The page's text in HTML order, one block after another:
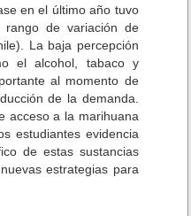
en el último año tuvo
de variación de
La baja percepción
el alcohol, tabaco y
al momento de
de la demanda.
acceso a la marihuana
estudiantes evidencia
de estas sustancias
estrategias para